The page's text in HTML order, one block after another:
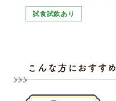
試食試飲あり
こんな方におすすめ